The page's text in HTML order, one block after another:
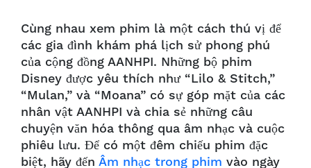
Cùng nhau xem phim là một cách thú vị để
các gia đình khám phá lịch sử phong phú
của cộng đồng AANHPI. Những bộ phim
Disney được yêu thích như “Lilo & Stitch,”
“Mulan,” và “Moana” có sự góp mặt của các
nhân vật AANHPI và chia sẻ những câu
chuyện văn hóa thông qua âm nhạc và cuộc
phiêu lưu. Để có một đêm chiếu phim đặc
biệt, hãy đến Âm nhạc trong phim vào ngày